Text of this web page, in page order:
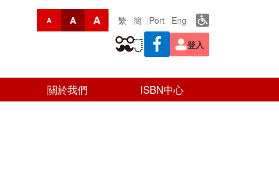
A A A 繁 簡 Port Eng
登入
關於我們 ISBN中心